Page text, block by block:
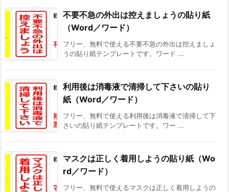
不要不急の外出は控えましょうの貼り紙
（Word／ワード）
フリー、無料で使える不要不急の外出は控えましょ
うの貼り紙テンプレートです。ワード ...
利用後は消毒液で清掃して下さいの貼り
紙（Word／ワード）
フリー、無料で使える利用後は消毒液で清掃して下
さいの貼り紙テンプレートです。ワー ...
マスクは正しく着用しようの貼り紙（Wo
rd／ワード）
フリー、無料で使えるマスクは正しく着用しようの